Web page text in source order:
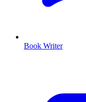
Book Writer